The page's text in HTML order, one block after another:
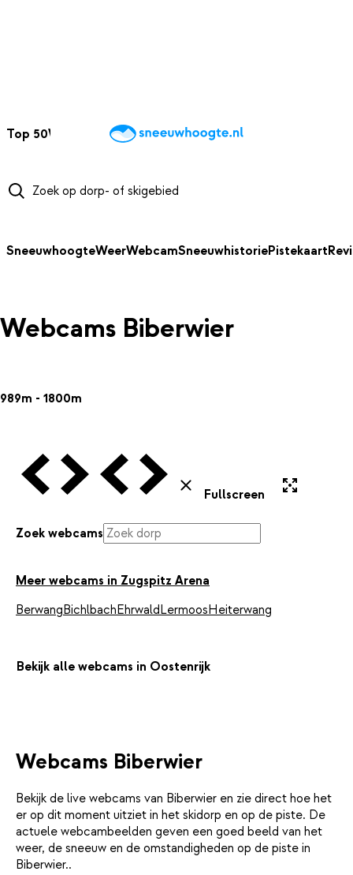
Top 50Webcams WintersportweerKaarten
SneeuwhoogteWeerWebcamSneeuwhistoriePistekaart
Webcams Biberwier
989m - 1800m
Vorige Webcam
Volgende Webcam
Vorige Webcam
Volgende Webcam
Sluiten
Fullscreen
Zoek webcams
Meer webcams in Zugspitz Arena
BerwangBichlbachEhrwaldLermoosHeiterwang
Bekijk alle webcams in Oostenrijk
Webcams Biberwier
Bekijk de live webcams van Biberwier en zie direct hoe het
er op dit moment uitziet in het skidorp en op de piste. De
actuele webcambeelden geven een goed beeld van het
weer, de sneeuw en de omstandigheden op de piste in
Biberwier..